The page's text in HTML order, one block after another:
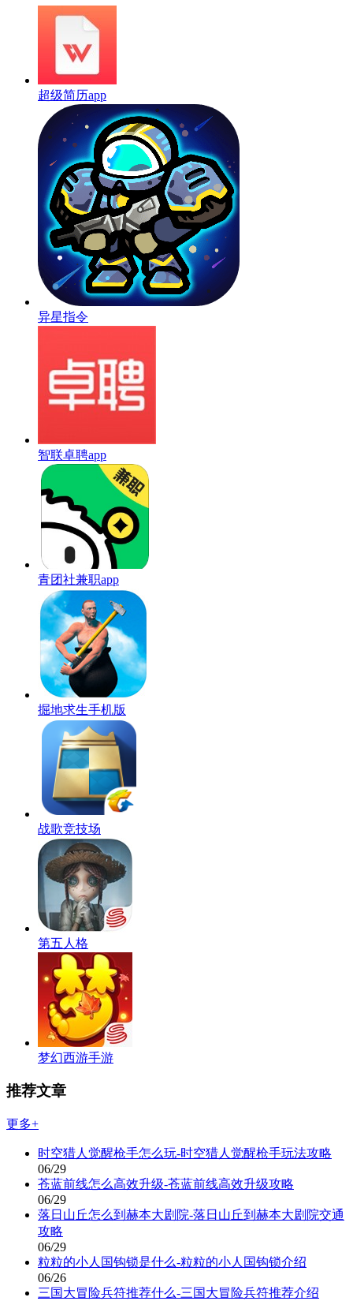
超级简历app
异星指令
智联卓聘app
青团社兼职app
掘地求生手机版
战歌竞技场
第五人格
梦幻西游手游
推荐文章
更多+
时空猎人觉醒枪手怎么玩-时空猎人觉醒枪手玩法攻略
06/29
苍蓝前线怎么高效升级-苍蓝前线高效升级攻略
06/29
落日山丘怎么到赫本大剧院-落日山丘到赫本大剧院交通
攻略
06/29
粒粒的小人国钩锁是什么-粒粒的小人国钩锁介绍
06/26
三国大冒险兵符推荐什么-三国大冒险兵符推荐介绍